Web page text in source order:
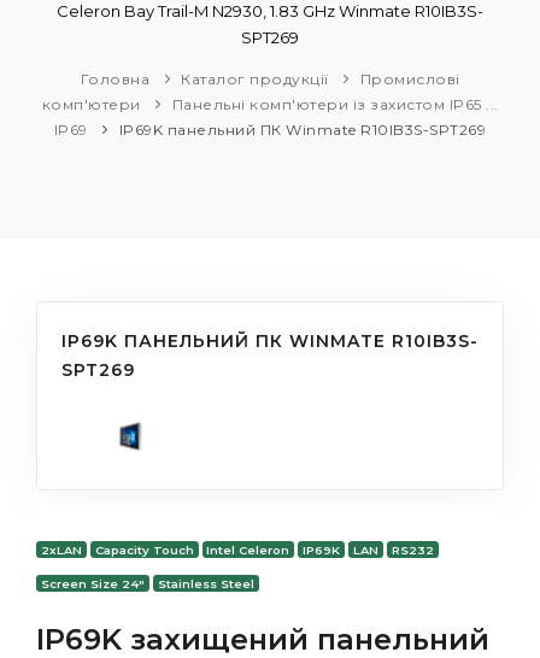
Celeron Bay Trail-M N2930, 1.83 GHz Winmate R10IB3S-
SPT269
Головна Каталог продукції
Промислові
комп'ютери
Панельні комп'ютери із захистом IP65 ...
IP69
IP69K панельний ПК Winmate R10IB3S-SPT269
IP69K ПАНЕЛЬНИЙ ПК WINMATE R10IB3S-
SPT269
2xLAN Capacity Touch Intel Celeron IP69K LAN RS232
Screen Size 24" Stainless Steel
IP69K захищений панельний